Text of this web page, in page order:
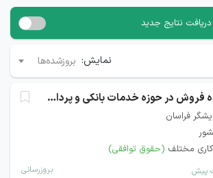
نتایج جدید
نمایش: بروزشده‌ها
نماینده فروش در حوزه خدمات بانکی و پرداخت
فراسان
مختلف (حقوق توافقی)
بروزرسانی